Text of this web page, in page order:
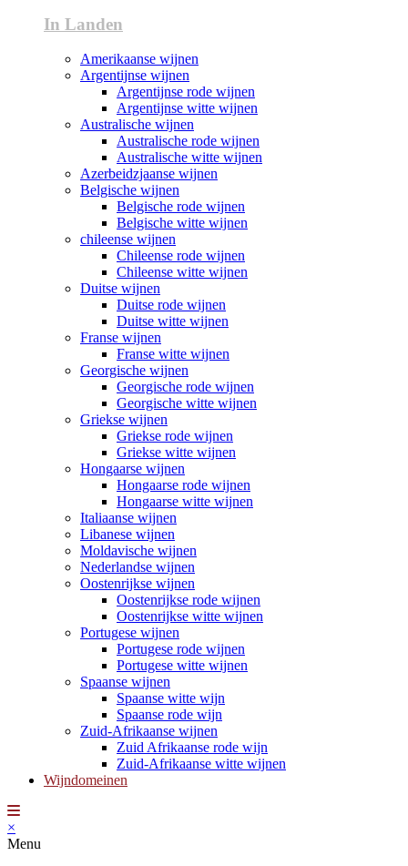
In Landen
Amerikaanse wijnen
Argentijnse wijnen
Argentijnse rode wijnen
Argentijnse witte wijnen
Australische wijnen
Australische rode wijnen
Australische witte wijnen
Azerbeidzjaanse wijnen
Belgische wijnen
Belgische rode wijnen
Belgische witte wijnen
chileense wijnen
Chileense rode wijnen
Chileense witte wijnen
Duitse wijnen
Duitse rode wijnen
Duitse witte wijnen
Franse wijnen
Franse witte wijnen
Georgische wijnen
Georgische rode wijnen
Georgische witte wijnen
Griekse wijnen
Griekse rode wijnen
Griekse witte wijnen
Hongaarse wijnen
Hongaarse rode wijnen
Hongaarse witte wijnen
Italiaanse wijnen
Libanese wijnen
Moldavische wijnen
Nederlandse wijnen
Oostenrijkse wijnen
Oostenrijkse rode wijnen
Oostenrijkse witte wijnen
Portugese wijnen
Portugese rode wijnen
Portugese witte wijnen
Spaanse wijnen
Spaanse witte wijn
Spaanse rode wijn
Zuid-Afrikaanse wijnen
Zuid Afrikaanse rode wijn
Zuid-Afrikaanse witte wijnen
Wijndomeinen
×
Menu